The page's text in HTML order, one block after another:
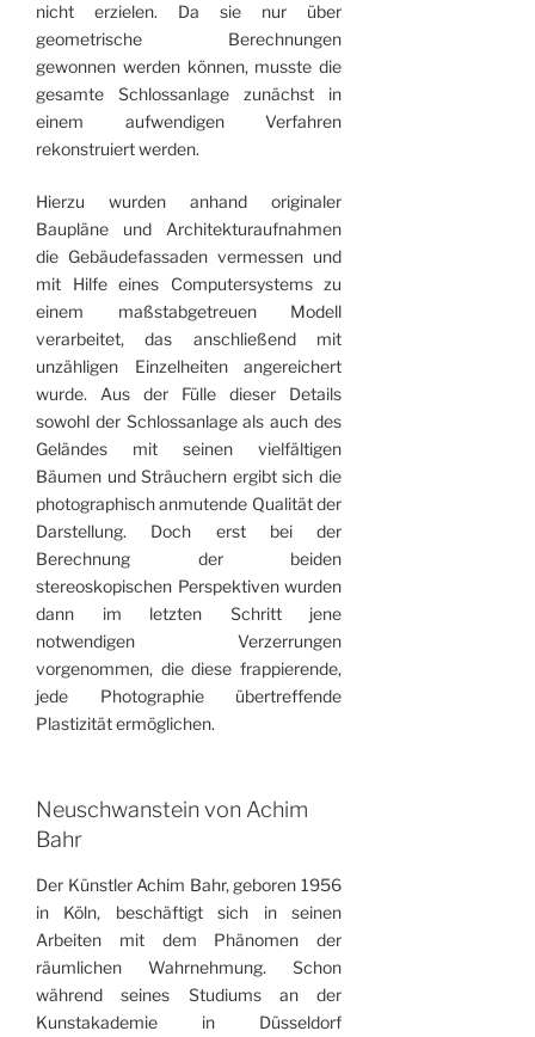
nicht erzielen. Da sie nur über
geometrische Berechnungen
gewonnen werden können, musste die
gesamte Schlossanlage zunächst in
einem aufwendigen Verfahren
rekonstruiert werden.
Hierzu wurden anhand originaler
Baupläne und Architekturaufnahmen
die Gebäude­fassaden vermessen und
mit Hilfe eines Computersystems zu
einem maßstabgetreuen Modell
verarbeitet, das anschließend mit
unzähligen Einzelheiten angereichert
wurde. Aus der Fülle dieser Details
sowohl der Schlossanlage als auch des
Geländes mit seinen vielfältigen
Bäumen und Sträuchern ergibt sich die
photographisch anmutende Qualität der
Darstellung. Doch erst bei der
Berechnung der beiden
stereoskopischen Perspektiven wurden
dann im letzten Schritt jene
notwendigen Verzerrungen
vorgenommen, die diese frappierende,
jede Photographie übertreffende
Plastizität ermöglichen.
Neuschwanstein von Achim
Bahr
Der Künstler Achim Bahr, geboren 1956
in Köln, beschäftigt sich in seinen
Arbeiten mit dem Phänomen der
räumlichen Wahrnehmung. Schon
während seines Studiums an der
Kunstakademie in Düsseldorf